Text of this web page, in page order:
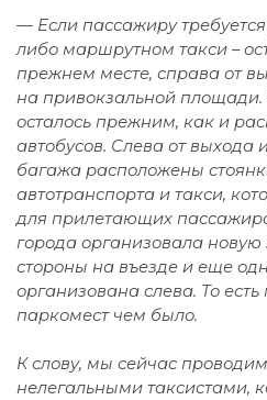
— Если пассажиру требуется
либо маршрутном такси –
прежнем месте, справа от
на привокзальной площади.
осталось прежним, как и
автобусов. Слева от выхода
багажа расположены
автотранспорта и такси,
для прилетающих
города организовала
стороны на въезде и еще
организована слева. То
паркомест чем было.
К слову, мы сейчас
нелегальными таксистами,